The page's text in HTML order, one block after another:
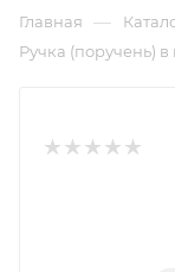
Главная —
Ручка (поручень)